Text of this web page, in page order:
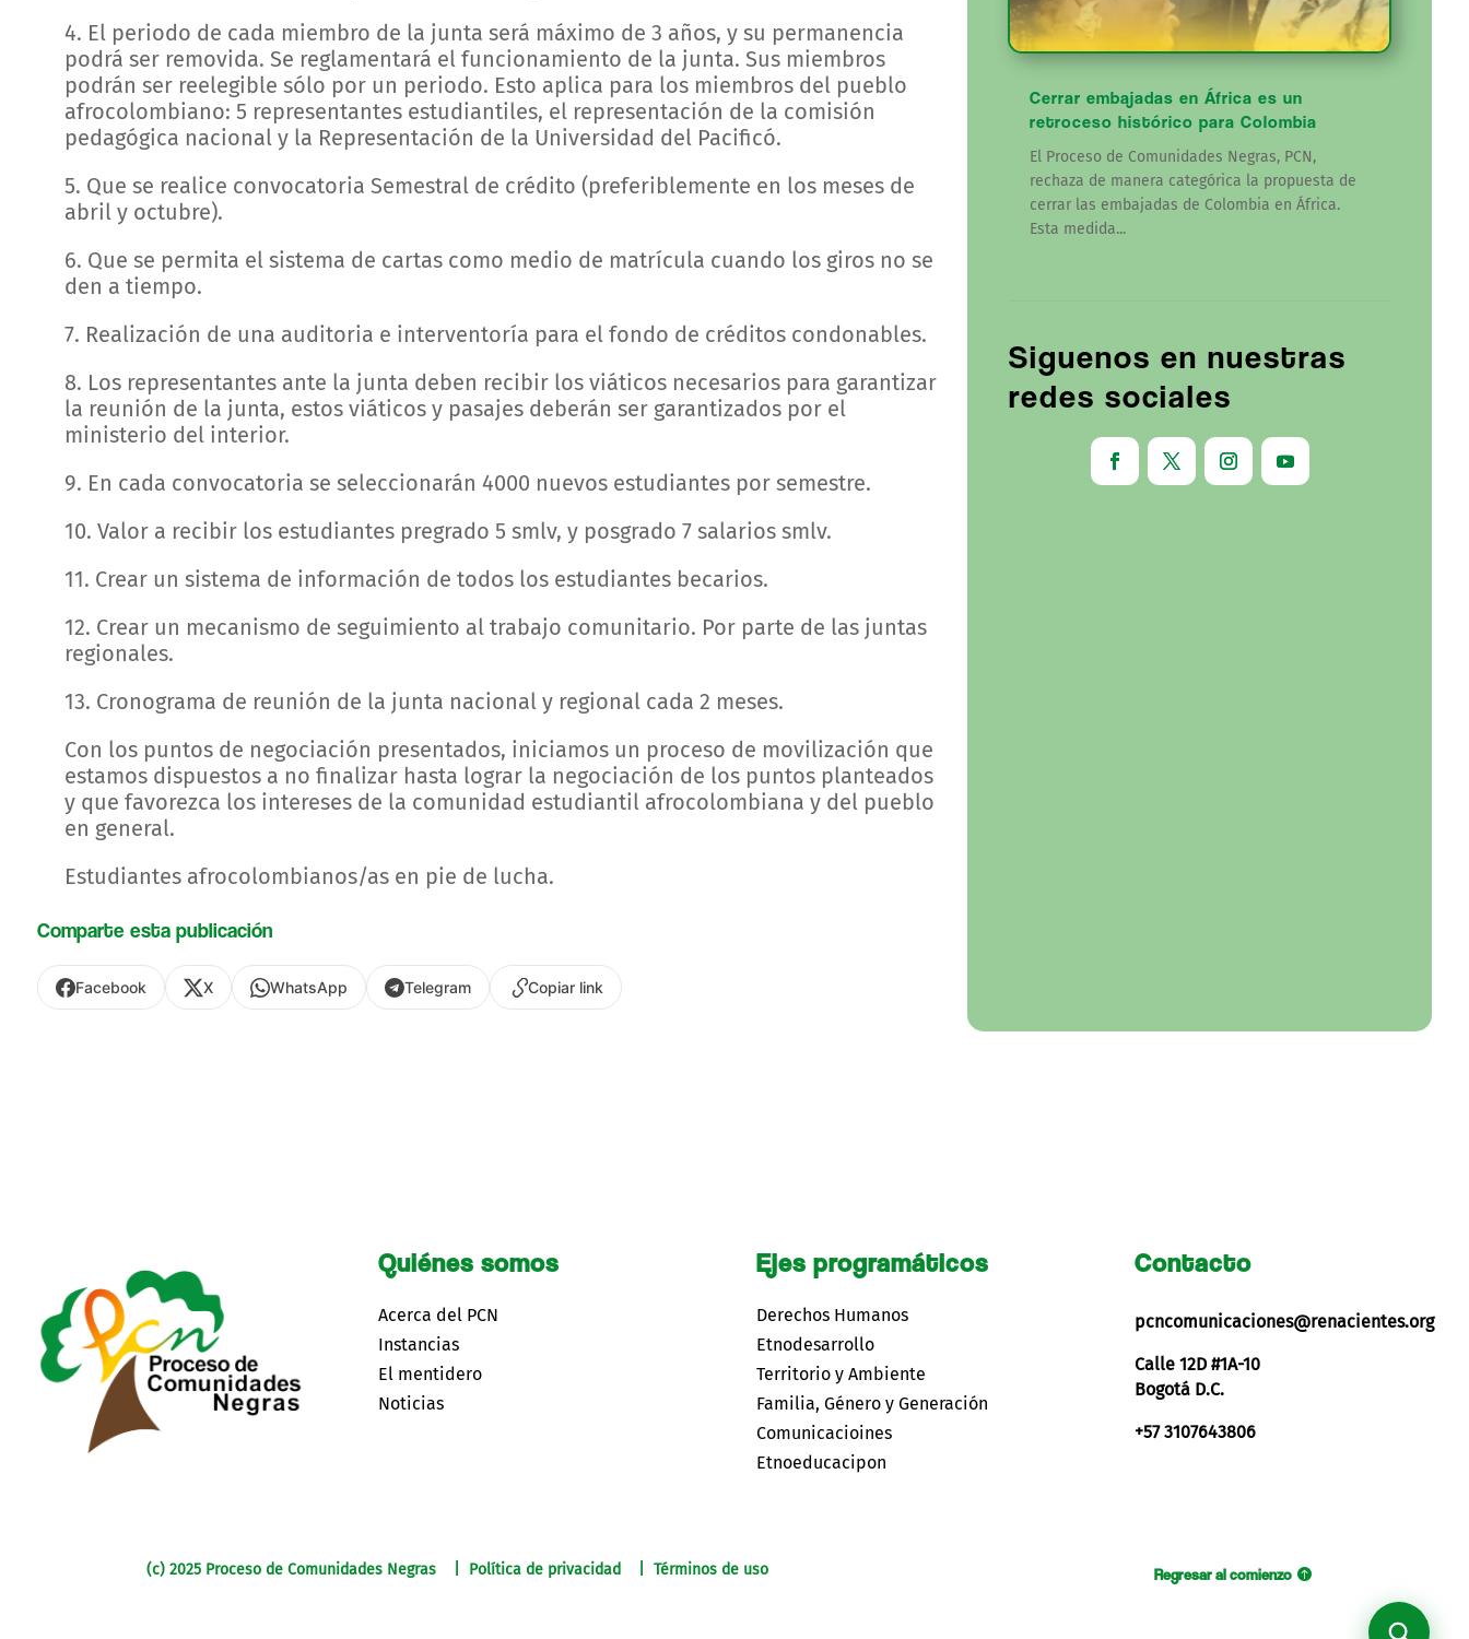
4. El periodo de cada miembro de la junta será máximo de 3 años, y su permanencia
podrá ser removida. Se reglamentará el funcionamiento de la junta. Sus miembros
podrán ser reelegible sólo por un periodo. Esto aplica para los miembros del pueblo
afrocolombiano: 5 representantes estudiantiles, el representación de la comisión
pedagógica nacional y la Representación de la Universidad del Pacificó.
5. Que se realice convocatoria Semestral de crédito (preferiblemente en los meses de
abril y octubre).
6. Que se permita el sistema de cartas como medio de matrícula cuando los giros no se
den a tiempo.
7. Realización de una auditoria e interventoría para el fondo de créditos condonables.
8. Los representantes ante la junta deben recibir los viáticos necesarios para garantizar
la reunión de la junta, estos viáticos y pasajes deberán ser garantizados por el
ministerio del interior.
9. En cada convocatoria se seleccionarán 4000 nuevos estudiantes por semestre.
10. Valor a recibir los estudiantes pregrado 5 smlv, y posgrado 7 salarios smlv.
11. Crear un sistema de información de todos los estudiantes becarios.
12. Crear un mecanismo de seguimiento al trabajo comunitario. Por parte de las juntas
regionales.
13. Cronograma de reunión de la junta nacional y regional cada 2 meses.
Con los puntos de negociación presentados, iniciamos un proceso de movilización que
estamos dispuestos a no finalizar hasta lograr la negociación de los puntos planteados
y que favorezca los intereses de la comunidad estudiantil afrocolombiana y del pueblo
en general.
Estudiantes afrocolombianos/as en pie de lucha.
Comparte esta publicación
Facebook X WhatsApp Telegram Copiar link
Cerrar embajadas en África es un
retroceso histórico para Colombia
El Proceso de Comunidades Negras, PCN,
rechaza de manera categórica la propuesta de
cerrar las embajadas de Colombia en África.
Esta medida...
Siguenos en nuestras
redes sociales
Quiénes somos
Acerca del PCN
Instancias
El mentidero
Noticias
Ejes programáticos
Derechos Humanos
Etnodesarrollo
Territorio y Ambiente
Familia, Género y Generación
Comunicacioines
Etnoeducacipon
Contacto
pcncomunicaciones@renacientes.org
Calle 12D #1A-10
Bogotá D.C.
+57 3107643806
(c) 2025 Proceso de Comunidades Negras | Política de privacidad | Términos de uso Regresar al comienzo